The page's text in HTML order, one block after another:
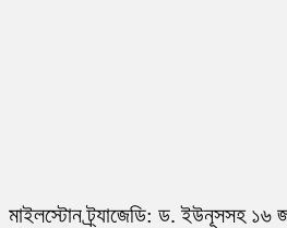
মাইলস্টোন ট্র্যাজেডি: ড. ইউনূসসহ ১৬